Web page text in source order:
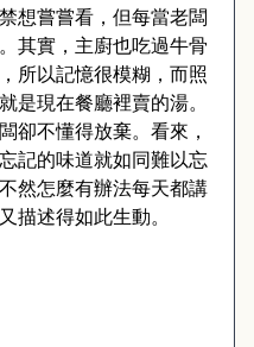
想嘗嘗看，但每當老闆
其實，主廚也吃過牛骨
所以記憶很模糊，而照
是現在餐廳裡賣的湯。
卻不懂得放棄。看來，
記的味道就如同難以忘
然怎麼有辦法每天都講
描述得如此生動。